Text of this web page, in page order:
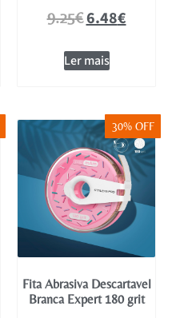
9.25€6.48€
Ler mais
30% OFF
Fita Abrasiva Descartavel
Branca Expert 180 grit